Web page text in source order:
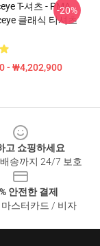
T-셔츠 - PMA
클래식 티셔츠
- ₩4,202,900
-20%
고 쇼핑하세요
송까지 24/7 보호
안전한 결제
스터카드 / 비자